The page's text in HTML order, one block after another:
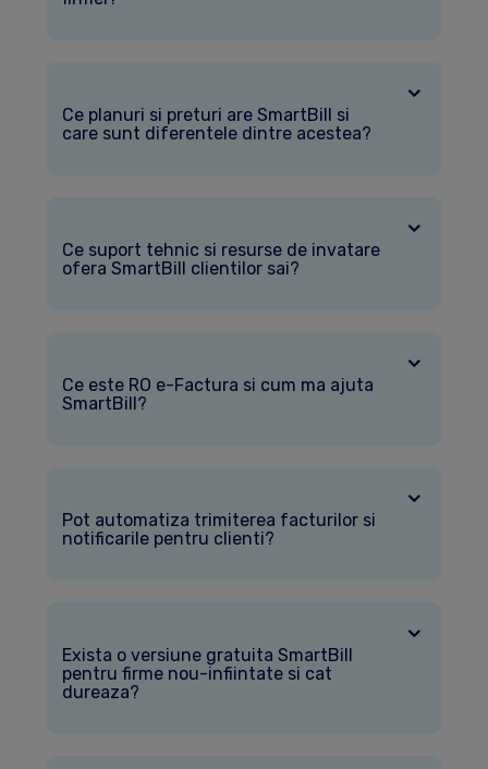
Ce planuri si preturi are SmartBill si
care sunt diferentele dintre acestea?
Ce suport tehnic si resurse de invatare
ofera SmartBill clientilor sai?
Ce este RO e-Factura si cum ma ajuta
SmartBill?
Pot automatiza trimiterea facturilor si
notificarile pentru clienti?
Exista o versiune gratuita SmartBill
pentru firme nou-infiintate si cat
dureaza?